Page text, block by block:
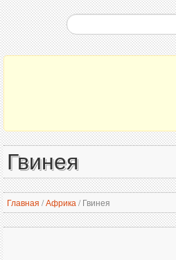
Гвинея
Главная /Африка /Гвинея